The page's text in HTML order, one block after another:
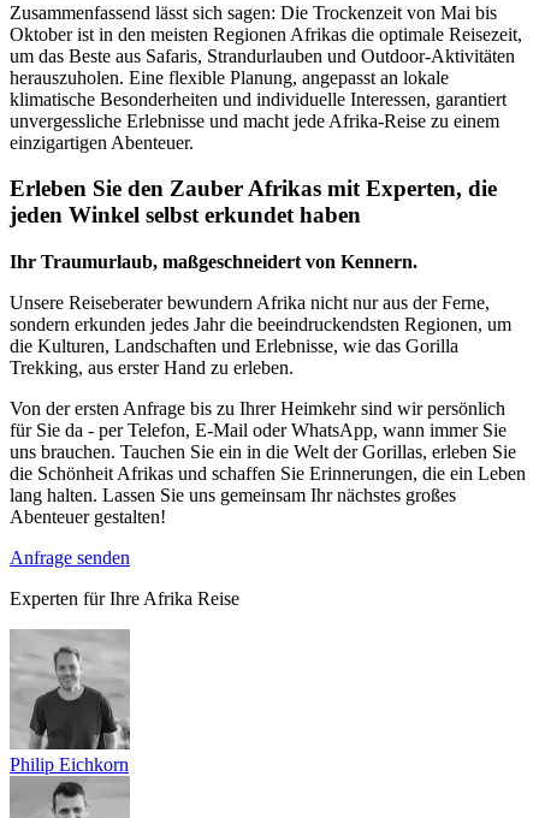
Zusammenfassend lässt sich sagen: Die Trockenzeit von Mai bis
Oktober ist in den meisten Regionen Afrikas die optimale Reisezeit,
um das Beste aus Safaris, Strandurlauben und Outdoor-Aktivitäten
herauszuholen. Eine flexible Planung, angepasst an lokale
klimatische Besonderheiten und individuelle Interessen, garantiert
unvergessliche Erlebnisse und macht jede Afrika-Reise zu einem
einzigartigen Abenteuer.
Erleben Sie den Zauber Afrikas mit Experten, die
jeden Winkel selbst erkundet haben
Ihr Traumurlaub, maßgeschneidert von Kennern.
Unsere Reiseberater bewundern Afrika nicht nur aus der Ferne,
sondern erkunden jedes Jahr die beeindruckendsten Regionen, um
die Kulturen, Landschaften und Erlebnisse, wie das Gorilla
Trekking, aus erster Hand zu erleben.
Von der ersten Anfrage bis zu Ihrer Heimkehr sind wir persönlich
für Sie da - per Telefon, E-Mail oder WhatsApp, wann immer Sie
uns brauchen. Tauchen Sie ein in die Welt der Gorillas, erleben Sie
die Schönheit Afrikas und schaffen Sie Erinnerungen, die ein Leben
lang halten. Lassen Sie uns gemeinsam Ihr nächstes großes
Abenteuer gestalten!
Anfrage senden
Experten für Ihre Afrika Reise
Philip Eichkorn